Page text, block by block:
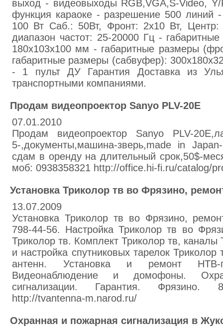
выход - видеовыходы RGB,VGA,S-Video,
функция караоке - разрешение 500 линий
100 Вт Саб.: 50Вт, Фронт: 2х10 Вт,
диапазон частот: 25-20000 Гц -
180х103х100 мм - габаритные размеры
габаритные размеры (сабвуфер):
- 1 пульт ДУ Гарантия Доставка из
транспортными компаниями.
Продам видеопроектор Sanyo PLV-20Е
07.01.2010
Продам видеопроектор Sanyo PLV-
5-,документы,машина-зверь,made in
сдам в оренду на длительный срок,50$-
моб: 0938358321 http://office.hi-fi.ru/catalog/
Установка Триколор тв во Фрязино,
13.07.2009
Установка Триколор тв во Фрязино,
798-44-56. Настройка Триколор тв во
Триколор тв. Комплект Триколор тв, каналы
и настройка спутниковых тарелок
антенн. Установка и ремонт
Видеонаблюдение и домофоны.
сигнализации. Гарантия.
http://tvantenna-m.narod.ru/
Охранная и пожарная сигнализация в